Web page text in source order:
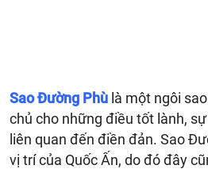
Sao Đường Phù là một ngôi
chủ cho những điều tốt lành,
liên quan đến điền đản. Sao
vị trí của Quốc Ấn, do đó đây